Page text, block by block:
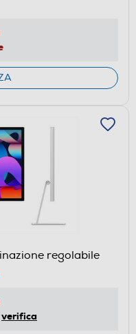
regolabile
verifica